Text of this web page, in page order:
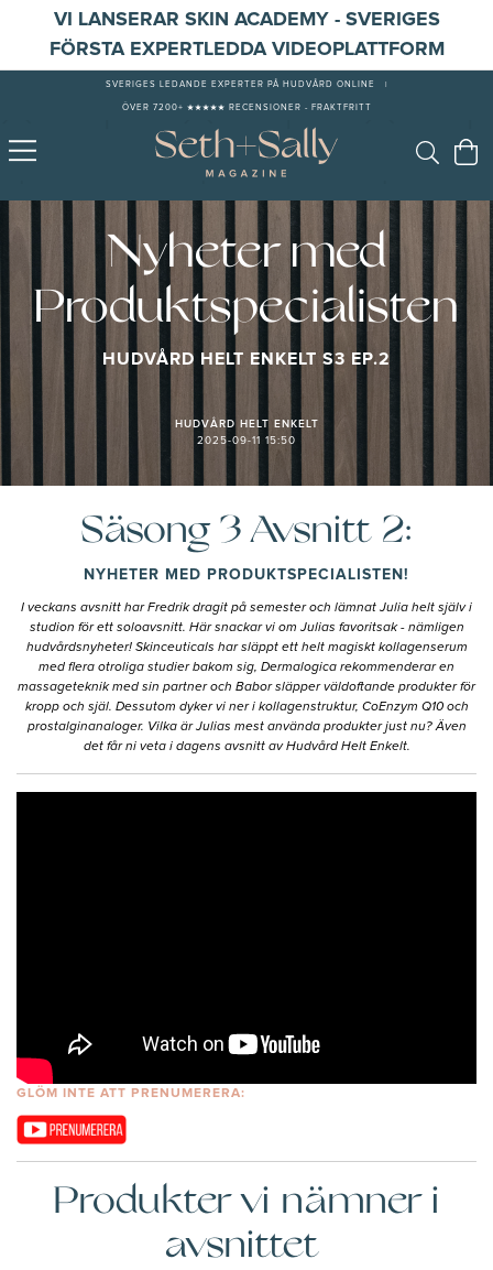
VI LANSERAR SKIN ACADEMY - SVERIGES
FÖRSTA EXPERTLEDDA VIDEOPLATTFORM
SVERIGES LEDANDE EXPERTER PÅ HUDVÅRD ONLINE
ÖVER 7200+ ★★★★★ RECENSIONER - FRAKTFRITT
Nyheter med
Produktspecialisten
HUDVÅRD HELT ENKELT S3 EP.2
HUDVÅRD HELT ENKELT
2025-09-11 15:50
Säsong 3 Avsnitt 2:
NYHETER MED PRODUKTSPECIALISTEN!
I veckans avsnitt har Fredrik dragit på semester och lämnat Julia helt själv i
studion för ett soloavsnitt. Här snackar vi om Julias favoritsak - nämligen
hudvårdsnyheter! Skinceuticals har släppt ett helt magiskt kollagenserum
med flera otroliga studier bakom sig, Dermalogica rekommenderar en
massageteknik med sin partner och Babor släpper väldoftande produkter för
kropp och själ. Dessutom dyker vi ner i kollagenstruktur, CoEnzym Q10 och
prostalginanaloger. Vilka är Julias mest använda produkter just nu? Även
det får ni veta i dagens avsnitt av Hudvård Helt Enkelt.
GLÖM INTE ATT PRENUMERERA:
Produkter vi nämner i
avsnittet